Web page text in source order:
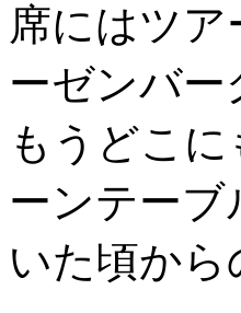
席にはツ
ーゼンバ
もうどこ
ーンテー
いた頃か